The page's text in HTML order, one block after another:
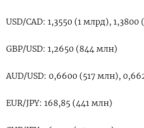
USD/CAD: 1,3550 (1 млрд),
GBP/USD: 1,2650 (844 млн)
AUD/USD: 0,6600 (517 млн),
EUR/JPY: 168,85 (441 млн)